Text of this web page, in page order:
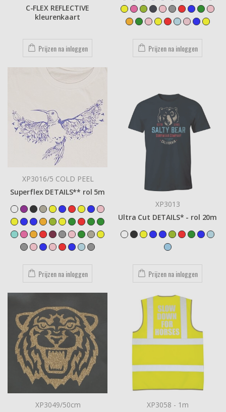
C-FLEX REFLECTIVE
kleurenkaart
Prijzen na inloggen Prijzen na inloggen
XP3016/5 COLD PEEL
Superflex DETAILS** rol 5m
Prijzen na inloggen
XP3013
Ultra Cut DETAILS* - rol 20m
Prijzen na inloggen
XP3049/50cm
XP3058 - 1m